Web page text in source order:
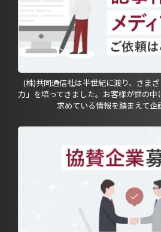
(株)共同通信社は半世紀に渡り、さま
力」を培ってきました。お客様が世の
求めている情報を踏まえて企